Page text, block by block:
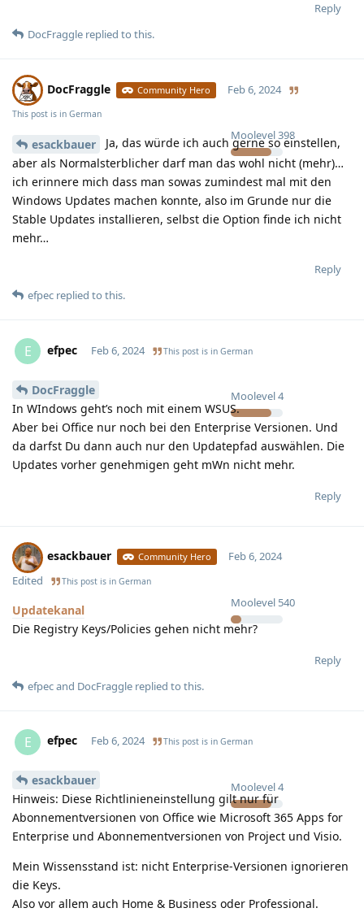
Reply
DocFraggle replied to this.
DocFraggle Community Hero
Moolevel398
Feb 6, 2024
This post is in German
esackbauer
Ja, das würde ich auch gerne so einstellen,
aber als Normalsterblicher darf man das wohl nicht (mehr)…
ich erinnere mich dass man sowas zumindest mal mit den
Windows Updates machen konnte, also im Grunde nur die
Stable Updates installieren, selbst die Option finde ich nicht
mehr…
Reply
efpec replied to this.
E efpec
Moolevel4
Feb 6, 2024 This post is in German
DocFraggle
In WIndows geht’s noch mit einem WSUS.
Aber bei Office nur noch bei den Enterprise Versionen. Und
da darfst Du dann auch nur den Updatepfad auswählen. Die
Updates vorher genehmigen geht mWn nicht mehr.
Reply
esackbauer Community Hero
Moolevel 540
Feb 6, 2024
Edited
This post is in German
Updatekanal
Die Registry Keys/Policies gehen nicht mehr?
Reply
efpecand DocFraggle replied to this.
E efpec
Moolevel4
Feb 6, 2024 This post is in German
esackbauer
Hinweis: Diese Richtlinieneinstellung gilt nur für
Abonnementversionen von Office wie Microsoft 365 Apps for
Enterprise und Abonnementversionen von Project und Visio.​
Mein Wissensstand ist: nicht Enterprise-Versionen ignorieren
die Keys.
Also vor allem auch Home & Business oder Professional.